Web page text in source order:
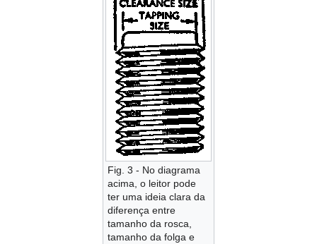
Fig. 3 - No diagrama
acima, o leitor pode
ter uma ideia clara da
diferença entre
tamanho da rosca,
tamanho da folga e